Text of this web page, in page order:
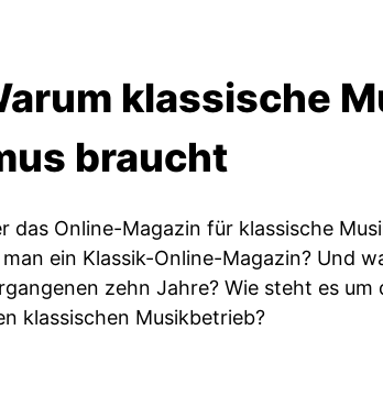
klassische
braucht
Online-Magazin für klassische
ein Klassik-Online-Magazin? Und
zehn Jahre? Wie steht es um
klassischen Musikbetrieb?